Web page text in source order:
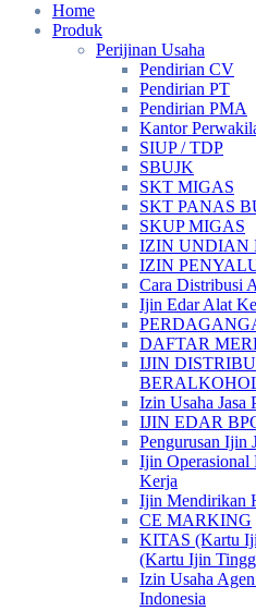
Home
Produk
Perijinan Usaha
Pendirian CV
Pendirian PT
Pendirian PMA
Kantor
SIUP / TDP
SBUJK
SKT MIGAS
SKT PANAS
SKUP MIGAS
IZIN UNDIAN
IZIN
Cara Distribusi
Ijin Edar Alat
DAFTAR
IJIN
Izin Usaha Jasa
IJIN EDAR
Pengurusan Ijin
Ijin Operasional
Kerja
Ijin Mendirikan
CE MARKING
KITAS (Kartu
(Kartu Ijin
Izin Usaha
Indonesia